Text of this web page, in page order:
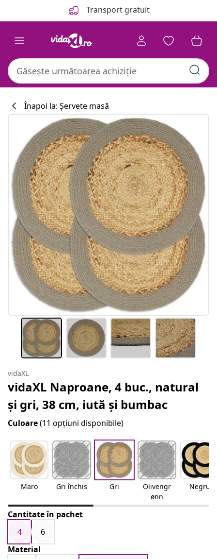
Transport gratuit
Înapoi la: Șervete masă
vidaXL
vidaXL Naproane, 4 buc., natural
și gri, 38 cm, iută și bumbac
Culoare(11 opțiuni disponibile)
Maro Gri închis Gri
Olivengr
ønn
Negru
Cantitate în pachet
4
6
Material